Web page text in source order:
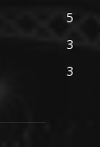
5
3
3